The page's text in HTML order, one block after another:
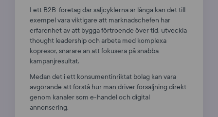
I ett B2B-företag där säljcyklerna är långa kan det till
exempel vara viktigare att marknadschefen har
erfarenhet av att bygga förtroende över tid, utveckla
thought leadership och arbeta med komplexa
köpresor, snarare än att fokusera på snabba
kampanjresultat.
Medan det i ett konsumentinriktat bolag kan vara
avgörande att förstå hur man driver försäljning direkt
genom kanaler som e-handel och digital
annonsering.